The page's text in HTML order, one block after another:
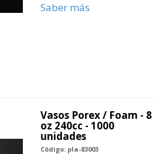
Saber más
Vasos Porex / Foam - 8
oz 240cc - 1000
unidades
Código: pla-83003